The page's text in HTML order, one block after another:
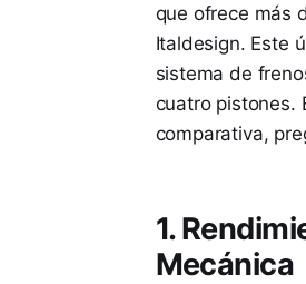
que ofrece más
Italdesign. Este
sistema de
cuatro pistones.
comparativa,
1.
Mecánica